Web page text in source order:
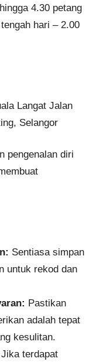
4.30 petang​
hari – 2.00
Langat​ Jalan
Selangor
pengenalan diri
Sentiasa simpan
untuk rekod dan
Pastikan
adalah tepat
kesulitan.​
Jika terdapat